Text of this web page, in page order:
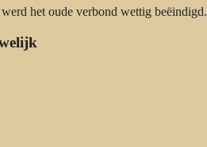
het oude verbond wettig beëindigd.